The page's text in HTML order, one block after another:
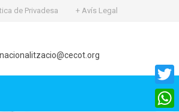
de Privadesa + Avís Legal